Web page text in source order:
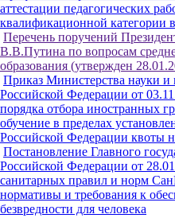
аттестации педагогических
квалификационной категории
Перечень поручений
В.В.Путина по вопросам
образования (утвержден
Приказ Министерства науки и
Российской Федерации от
порядка отбора иностранных
обучение в пределах
Российской Федерации квоты
Постановление Главного
Российской Федерации от
санитарных правил и норм
нормативы и требования к
безвредности для человека